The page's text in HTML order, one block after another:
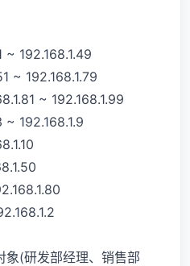
~ 192.168.1.49
~ 192.168.1.79
~ 192.168.1.99
~ 192.168.1.9
象(研发部经理、销售部